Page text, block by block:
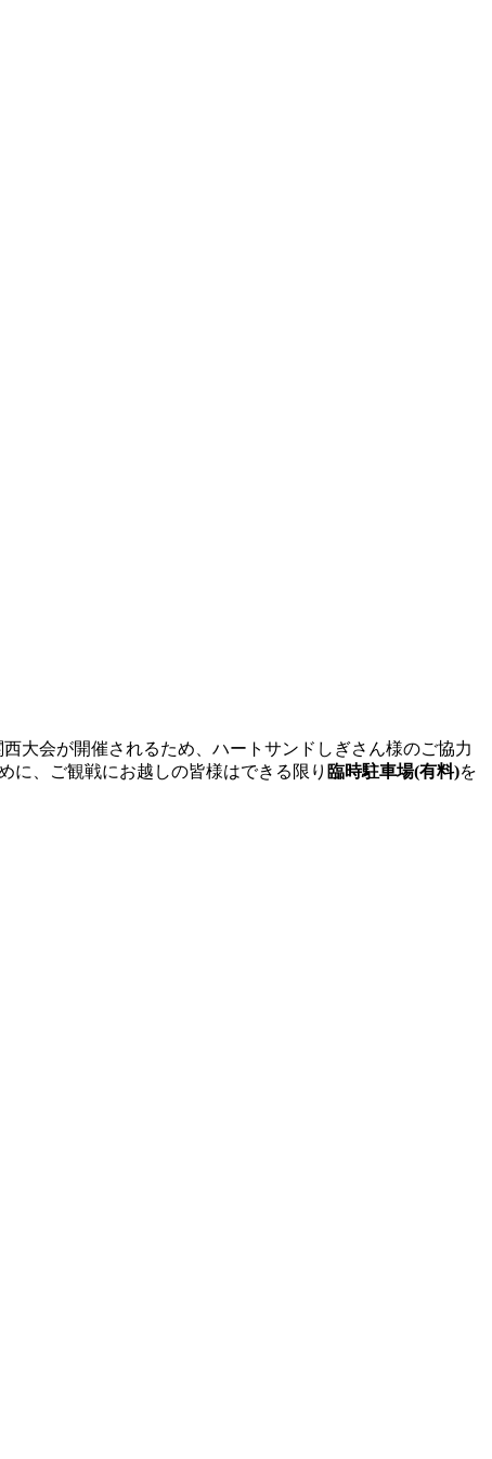
大会が開催されるため、ハートサンドしぎさん様のご協力
に、ご観戦にお越しの皆様はできる限り 臨時駐車場(有料)を